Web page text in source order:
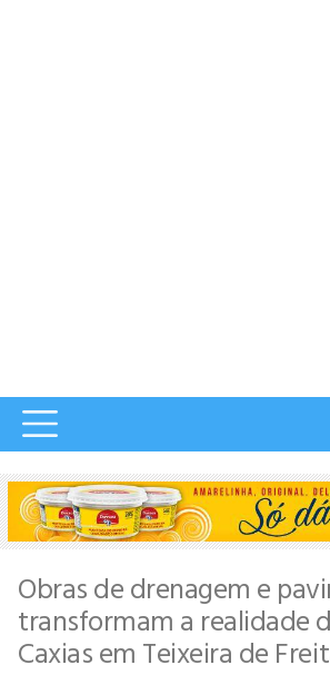
Obras de drenagem e
transformam a realidade
Caxias em Teixeira de